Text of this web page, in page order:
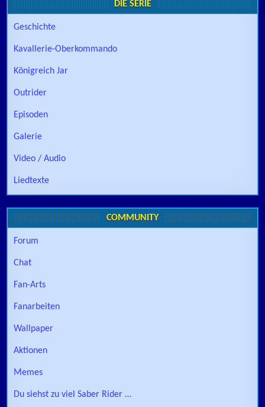
DIE SERIE
Geschichte
Kavallerie-Oberkommando
Königreich Jar
Outrider
Episoden
Galerie
Video / Audio
Liedtexte
COMMUNITY
Forum
Chat
Fan-Arts
Fanarbeiten
Wallpaper
Aktionen
Memes
Du siehst zu viel Saber Rider …